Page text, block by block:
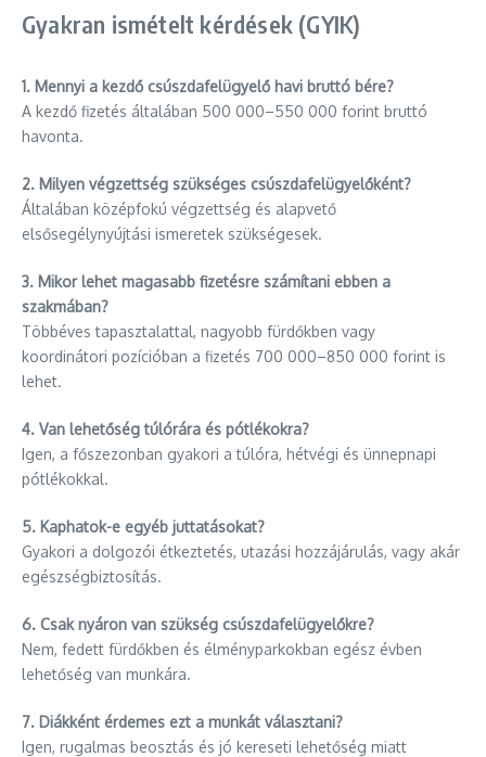
Gyakran ismételt kérdések (GYIK)
1. Mennyi a kezdő csúszdafelügyelő havi bruttó bére?
A kezdő fizetés általában 500 000–550 000 forint bruttó
havonta.
2. Milyen végzettség szükséges csúszdafelügyelőként?
Általában középfokú végzettség és alapvető
elsősegélynyújtási ismeretek szükségesek.
3. Mikor lehet magasabb fizetésre számítani ebben a
szakmában?
Többéves tapasztalattal, nagyobb fürdőkben vagy
koordinátori pozícióban a fizetés 700 000–850 000 forint is
lehet.
4. Van lehetőség túlórára és pótlékokra?
Igen, a főszezonban gyakori a túlóra, hétvégi és ünnepnapi
pótlékokkal.
5. Kaphatok-e egyéb juttatásokat?
Gyakori a dolgozói étkeztetés, utazási hozzájárulás, vagy akár
egészségbiztosítás.
6. Csak nyáron van szükség csúszdafelügyelőkre?
Nem, fedett fürdőkben és élményparkokban egész évben
lehetőség van munkára.
7. Diákként érdemes ezt a munkát választani?
Igen, rugalmas beosztás és jó kereseti lehetőség miatt